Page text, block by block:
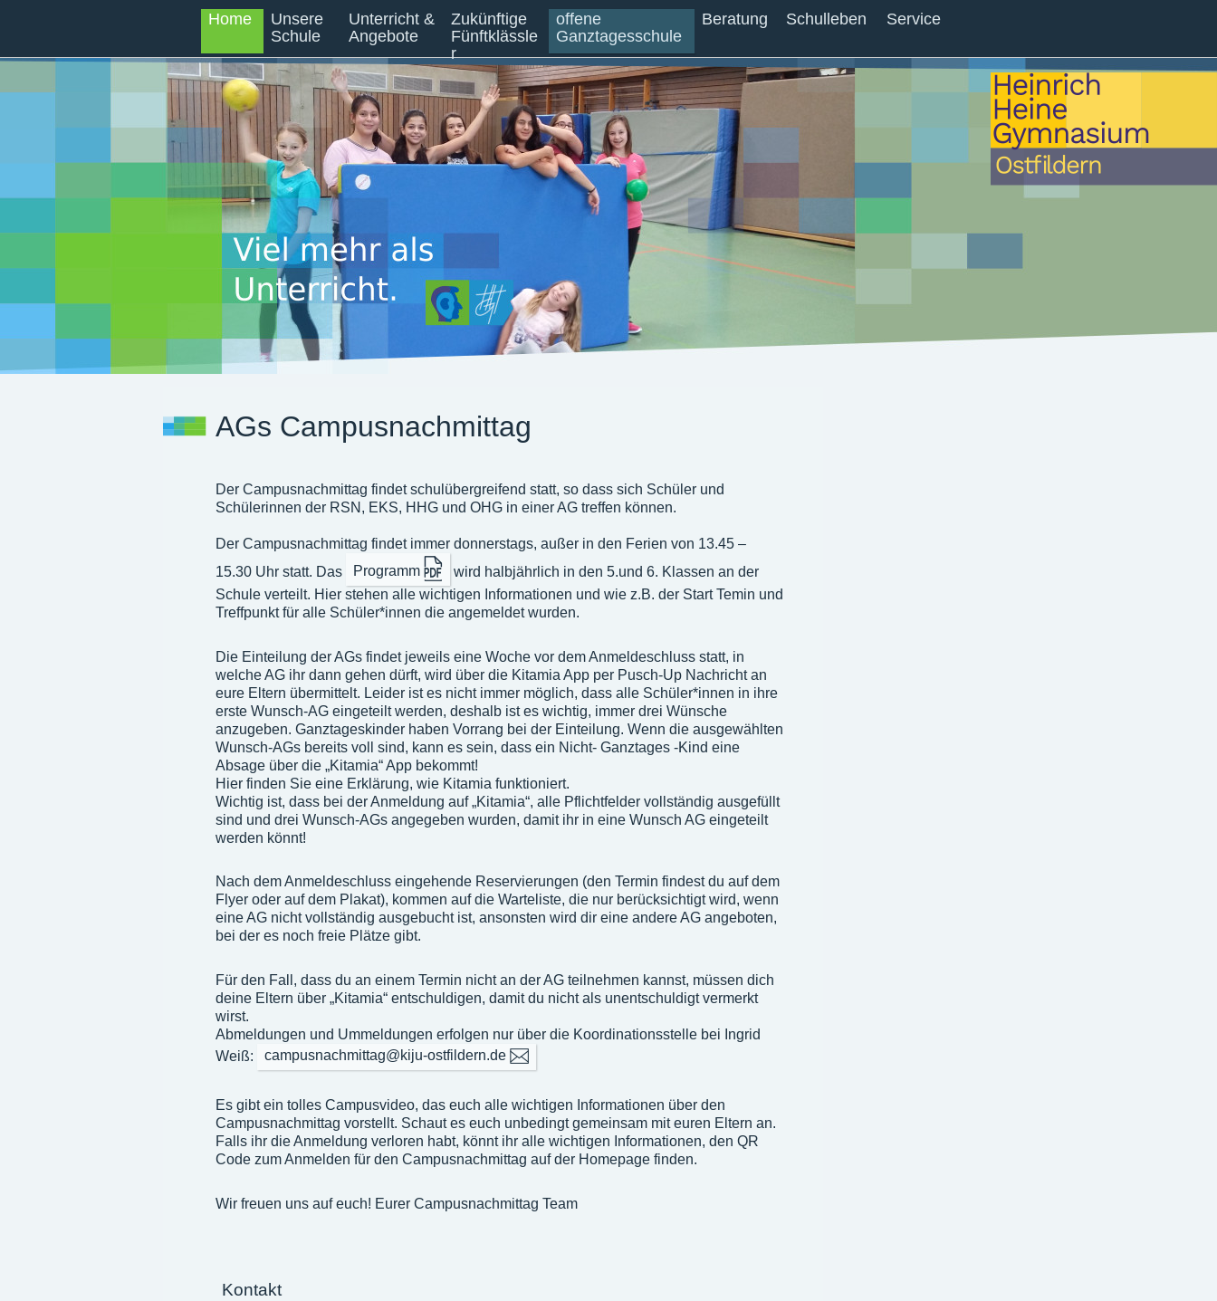
Home
Unsere
Schule
Unterricht &
Angebote
Zukünftige
Fünftklässle
r
offene
Ganztagesschule
Beratung Schulleben Service
AGs Campusnachmittag
Der Campusnachmittag findet schulübergreifend statt, so dass sich Schüler und
Schülerinnen der RSN, EKS, HHG und OHG in einer AG treffen können.
Der Campusnachmittag findet immer donnerstags, außer in den Ferien von 13.45 –
15.30 Uhr statt. Das
Programm
wird halbjährlich in den 5.und 6. Klassen an der
Schule verteilt. Hier stehen alle wichtigen Informationen und wie z.B. der Start Temin und
Treffpunkt für alle Schüler*innen die angemeldet wurden.
Die Einteilung der AGs findet jeweils eine Woche vor dem Anmeldeschluss statt, in
welche AG ihr dann gehen dürft, wird über die Kitamia App per Pusch-Up Nachricht an
eure Eltern übermittelt. Leider ist es nicht immer möglich, dass alle Schüler*innen in ihre
erste Wunsch-AG eingeteilt werden, deshalb ist es wichtig, immer drei Wünsche
anzugeben. Ganztageskinder haben Vorrang bei der Einteilung. Wenn die ausgewählten
Wunsch-AGs bereits voll sind, kann es sein, dass ein Nicht- Ganztages -Kind eine
Absage über die „Kitamia“ App bekommt!
Hier finden Sie eine Erklärung, wie Kitamia funktioniert.
Wichtig ist, dass bei der Anmeldung auf „Kitamia“, alle Pflichtfelder vollständig ausgefüllt
sind und drei Wunsch-AGs angegeben wurden, damit ihr in eine Wunsch AG eingeteilt
werden könnt!
Nach dem Anmeldeschluss eingehende Reservierungen (den Termin findest du auf dem
Flyer oder auf dem Plakat), kommen auf die Warteliste, die nur berücksichtigt wird, wenn
eine AG nicht vollständig ausgebucht ist, ansonsten wird dir eine andere AG angeboten,
bei der es noch freie Plätze gibt.
Für den Fall, dass du an einem Termin nicht an der AG teilnehmen kannst, müssen dich
deine Eltern über „Kitamia“ entschuldigen, damit du nicht als unentschuldigt vermerkt
wirst.
Abmeldungen und Ummeldungen erfolgen nur über die Koordinationsstelle bei Ingrid
Weiß:
campusnachmittag@kiju-ostfildern.de
Es gibt ein tolles Campusvideo, das euch alle wichtigen Informationen über den
Campusnachmittag vorstellt. Schaut es euch unbedingt gemeinsam mit euren Eltern an.
Falls ihr die Anmeldung verloren habt, könnt ihr alle wichtigen Informationen, den QR
Code zum Anmelden für den Campusnachmittag auf der Homepage finden.
Wir freuen uns auf euch! Eurer Campusnachmittag Team
Kontakt